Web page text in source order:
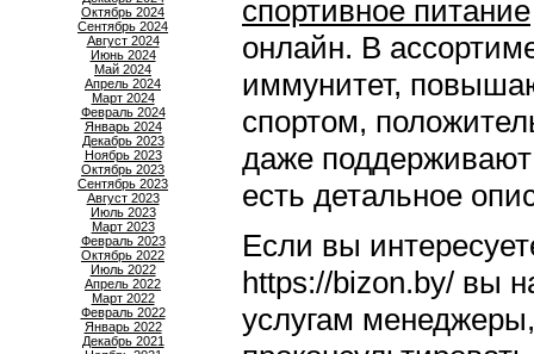
Октябрь 2024
Сентябрь 2024
Август 2024
Июнь 2024
Май 2024
Апрель 2024
Март 2024
Февраль 2024
Январь 2024
Декабрь 2023
Ноябрь 2023
Октябрь 2023
Сентябрь 2023
Август 2023
Июль 2023
Март 2023
Февраль 2023
Октябрь 2022
Июль 2022
Апрель 2022
Март 2022
Февраль 2022
Январь 2022
Декабрь 2021
спортивное питание
онлайн. В
иммунитет,
спортом,
даже
есть детальное
Если вы
https://bizon.by/ вы
услугам